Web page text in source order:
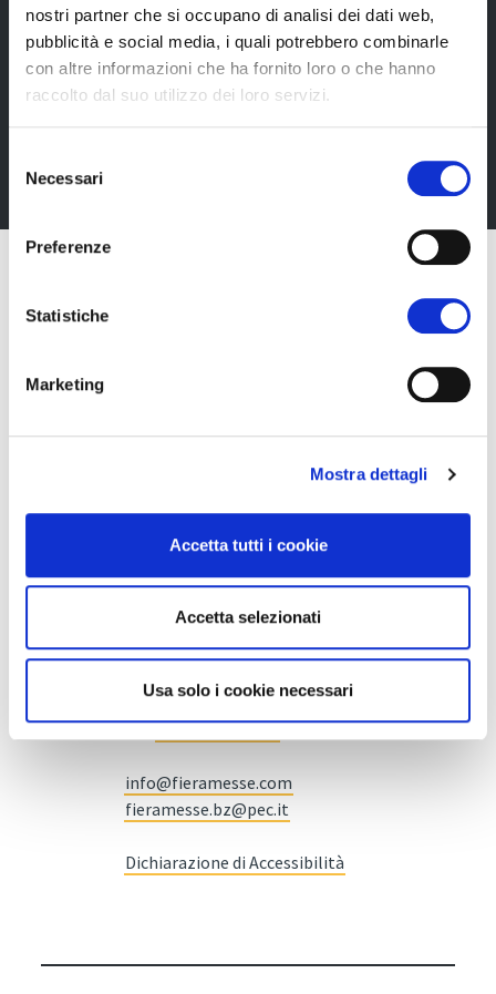
nostri partner che si occupano di analisi dei dati web,
pubblicità e social media, i quali potrebbero combinarle
con altre informazioni che ha fornito loro o che hanno
raccolto dal suo utilizzo dei loro servizi.
delNecessari
Preferenze
Statistiche
Marketing
Mostra dettagli
Accetta tutti i cookie
Accetta selezionati
Usa solo i cookie necessari
Newsletter
Rimani sempre aggiornata*o sui nostri eventi, ricevi
informazioni utili in anteprima! Naturalmente senza
Iscriviti alla Newsletter
Fiera Bolzano Spa
Piazza Fiera 1 —
39100 Bolzano BZ
Tel.+39 0471 516000
Fax.+39 0471 516111
info@fieramesse.com
fieramesse.bz@pec.it
Dichiarazione di Accessibilità